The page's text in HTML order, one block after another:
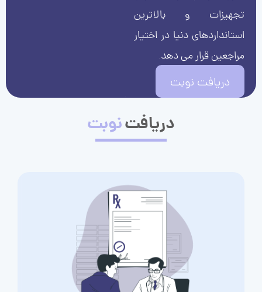
تجهیزات و بالاترین
استانداردهای دنیا در اختیار
مراجعین قرار می دهد.
دریافت نوبت
دریافتنوبت